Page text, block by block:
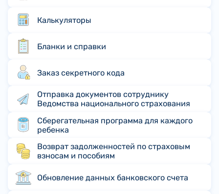
Калькуляторы
Бланки и справки
Заказ секретного кода
Отправка документов сотруднику
Ведомства национального страхования
Сберегательная программа для каждого
ребенка
Возврат задолженностей по страховым
взносам и пособиям
Обновление данных банковского счета